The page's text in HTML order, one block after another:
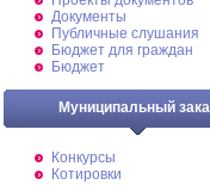
Документы
Публичные слушания
Бюджет для граждан
Бюджет
Муниципальный
Конкурсы
Котировки